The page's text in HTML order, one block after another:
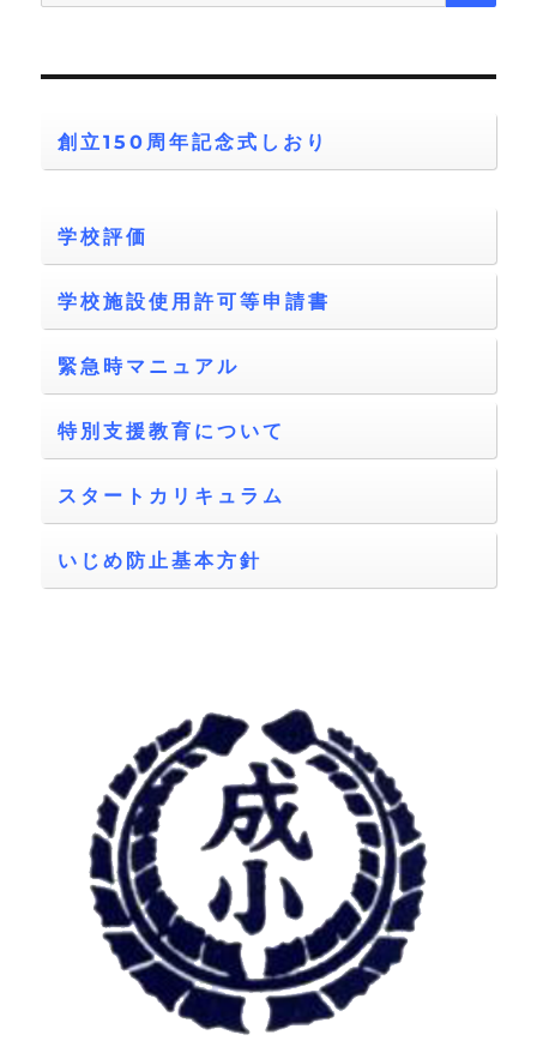
索:
創立150周年記念式しおり
学校評価
学校施設使用許可等申請書
緊急時マニュアル
特別支援教育について
スタートカリキュラム
いじめ防止基本方針